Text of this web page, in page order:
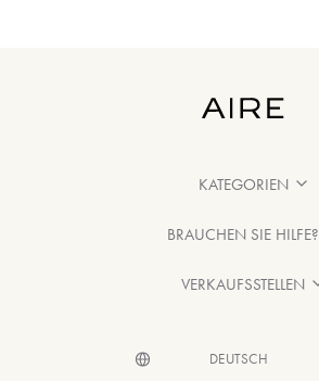
KATEGORIEN
BRAUCHEN SIE HILFE?
VERKAUFSSTELLEN